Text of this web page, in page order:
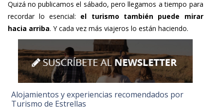
Quizá no publicamos el sábado, pero llegamos a tiempo para
recordar lo esencial: el turismo también puede mirar
hacia arriba. Y cada vez más viajeros lo están haciendo.
Alojamientos y experiencias recomendados por
Turismo de Estrellas